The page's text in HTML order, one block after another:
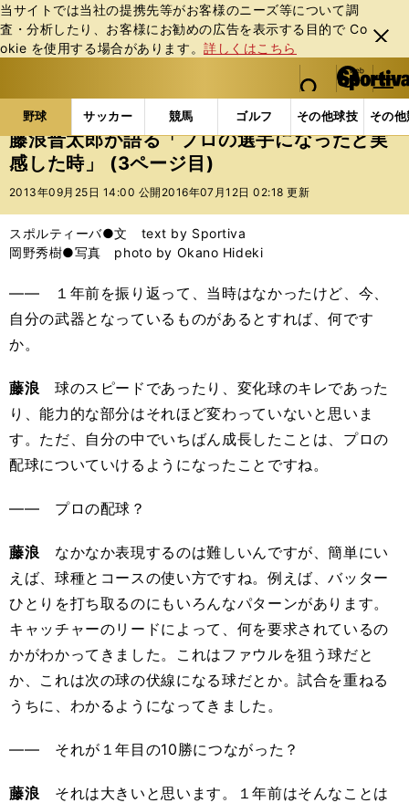
当サイトでは当社の提携先等がお客様のニーズ等について調
査・分析したり、お客様にお勧めの広告を表⽰する⽬的で Co
okie を使⽤する場合があります。詳しくはこちら
閉じ
る
web Sportiva (webスポルティーバ)
検索
マイペ
ー
ジ
メニュ
野球 サッカー 競馬 ゴルフ その他球技 その
b
ス
ポ
ル
バ
野球の記事一覧 プロ野球 藤浪晋太郎が語る「プロ
藤浪晋太郎が語る「プロの選手になったと実
感した時」 (3ページ目)
2013年09月25日 14:00 公開 2016年07月12日 02:18 更新
スポルティーバ●文 text by Sportiva
岡野秀樹●写真 photo by Okano Hideki
―― １年前を振り返って、当時はなかったけど、今、
自分の武器となっているものがあるとすれば、何です
か。
藤浪 球のスピードであったり、変化球のキレであった
り、能力的な部分はそれほど変わっていないと思いま
す。ただ、自分の中でいちばん成長したことは、プロの
配球についていけるようになったことですね。
―― プロの配球？
藤浪 なかなか表現するのは難しいんですが、簡単にい
えば、球種とコースの使い方ですね。例えば、バッター
ひとりを打ち取るのにもいろんなパターンがあります。
キャッチャーのリードによって、何を要求されているの
かがわかってきました。これはファウルを狙う球だと
か、これは次の球の伏線になる球だとか。試合を重ねる
うちに、わかるようになってきました。
―― それが１年目の10勝につながった？
藤浪 それは大きいと思います。１年前はそんなことは